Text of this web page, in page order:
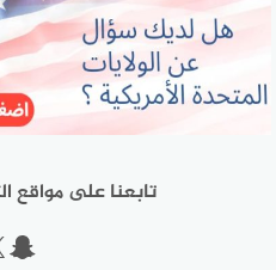
تابعنا على مواقع